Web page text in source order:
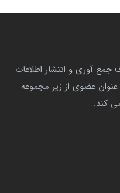
از سال 1394 با هدف جمع آوری و انتشار اطلاعات
عضوی از زیر مجموعه
کند.